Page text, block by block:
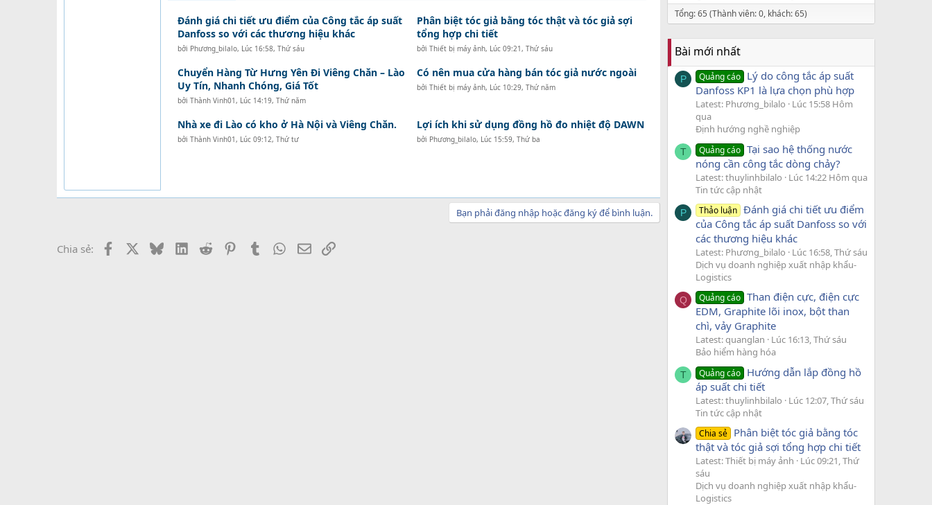
Đánh giá chi tiết ưu điểm của Công tắc áp suất
Danfoss so với các thương hiệu khác
bởi Phương_bilalo, Lúc 16:58, Thứ sáu
Phân biệt tóc giả bằng tóc thật và tóc giả sợi
tổng hợp chi tiết
bởi Thiết bị máy ảnh, Lúc 09:21, Thứ sáu
Chuyển Hàng Từ Hưng Yên Đi Viêng Chăn – Lào
Uy Tín, Nhanh Chóng, Giá Tốt
bởi Thành Vinh01, Lúc 14:19, Thứ năm
Có nên mua cửa hàng bán tóc giả nước ngoài
bởi Thiết bị máy ảnh, Lúc 10:29, Thứ năm
Nhà xe đi Lào có kho ở Hà Nội và Viêng Chăn.
bởi Thành Vinh01, Lúc 09:12, Thứ tư
Lợi ích khi sử dụng đồng hồ đo nhiệt độ DAWN
bởi Phương_bilalo, Lúc 15:59, Thứ ba
Bạn phải đăng nhập hoặc đăng ký để bình luận.
Chia sẻ: Facebook BlueskyLinkedIn
Reddit PinterestTumblr WhatsApp
EmailLink
Tổng: 65 (Thành viên: 0, khách: 65)
Bài mới nhất
P Quảng cáo Lý do công tắc áp suất
Danfoss KP1 là lựa chọn phù hợp
Latest: Phương_bilalo
Lúc 15:58 Hôm
qua
Định hướng nghề nghiệp
T Quảng cáo Tại sao hệ thống nước
nóng cần công tắc dòng chảy?
Latest: thuylinhbilalo
Lúc 14:22 Hôm qua
Tin tức cập nhật
P Thảo luận Đánh giá chi tiết ưu điểm
của Công tắc áp suất Danfoss so với
các thương hiệu khác
Latest: Phương_bilalo
Lúc 16:58, Thứ sáu
Dịch vụ doanh nghiệp xuất nhập khẩu-
Logistics
Q Quảng cáo Than điện cực, điện cực
EDM, Graphite lõi inox, bột than
chì, vảy Graphite
Latest: quanglan
Lúc 16:13, Thứ sáu
Bảo hiểm hàng hóa
T Quảng cáo Hướng dẫn lắp đồng hồ
áp suất chi tiết
Latest: thuylinhbilalo
Lúc 12:07, Thứ sáu
Tin tức cập nhật
Chia sẻ Phân biệt tóc giả bằng tóc
thật và tóc giả sợi tổng hợp chi tiết
Latest: Thiết bị máy ảnh
Lúc 09:21, Thứ
sáu
Dịch vụ doanh nghiệp xuất nhập khẩu-
Logistics